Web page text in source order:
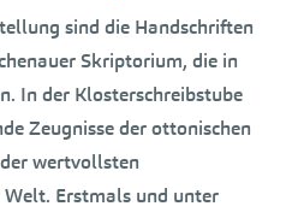
sind die Handschriften
Skriptorium, die in
In der Klosterschreibstube
Zeugnisse der ottonischen
wertvollsten
Erstmals und unter